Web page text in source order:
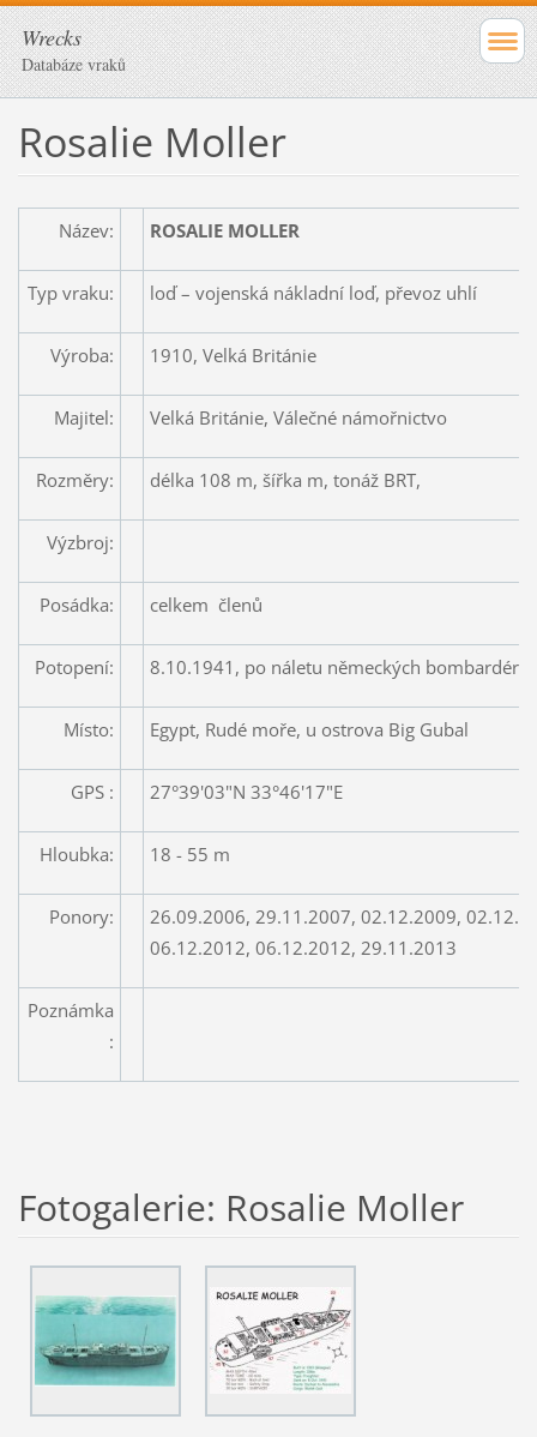
Wrecks
Databáze vraků
Rosalie Moller
Název: ROSALIE MOLLER
Typ vraku: loď – vojenská nákladní loď, převoz uhlí
Výroba: 1910, Velká Británie
Majitel: Velká Británie, Válečné námořnictvo
Rozměry: délka 108 m, šířka m, tonáž BRT,
Výzbroj:
Posádka: celkem členů
Potopení: 8.10.1941, po náletu německých bombardérů
Místo: Egypt, Rudé moře, u ostrova Big Gubal
GPS : 27°39'03"N 33°46'17"E
Hloubka: 18 - 55 m
Ponory:
26.09.2006, 29.11.2007, 02.12.2009,
06.12.2012, 06.12.2012, 29.11.2013
Poznámka
:
Fotogalerie: Rosalie Moller